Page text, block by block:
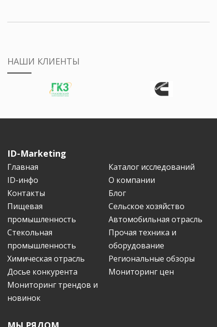
НАШИ КЛИЕНТЫ
ID-Marketing
Главная
Каталог исследований
ID-инфо
О компании
Контакты
Блог
Пищевая
промышленность
Сельское хозяйство
Автомобильная отрасль
Стекольная
промышленность
Прочая техника и
оборудование
Химическая отрасль
Региональные обзоры
Досье конкурента
Мониторинг цен
Мониторинг трендов и
новинок